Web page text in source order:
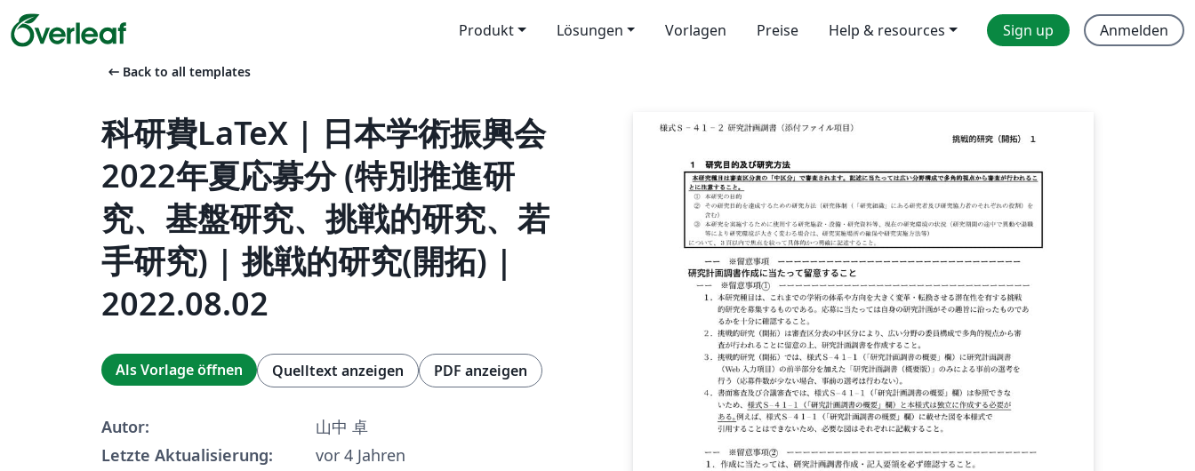
Produkt Lösungen Vorlagen Preise Help & resources Sign up Anmelden
arrow_left_alt Back to all templates
科研費LaTeX | 日本学術振興会
2022年夏応募分 (特別推進研
究、基盤研究、挑戦的研究、若
手研究) | 挑戦的研究(開拓) |
2022.08.02
Als Vorlage öffnen Quelltext anzeigen PDF anzeigen
Autor:
山中 卓
Letzte Aktualisierung:
vor 4 Jahren